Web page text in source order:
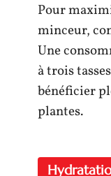
Pour
minceur,
Une
à trois
bénéficier
plantes.